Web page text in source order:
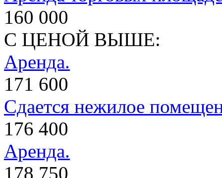
160 000
С ЦЕНОЙ ВЫШЕ:
Аренда.
171 600
Сдается нежилое
176 400
Аренда.
178 750